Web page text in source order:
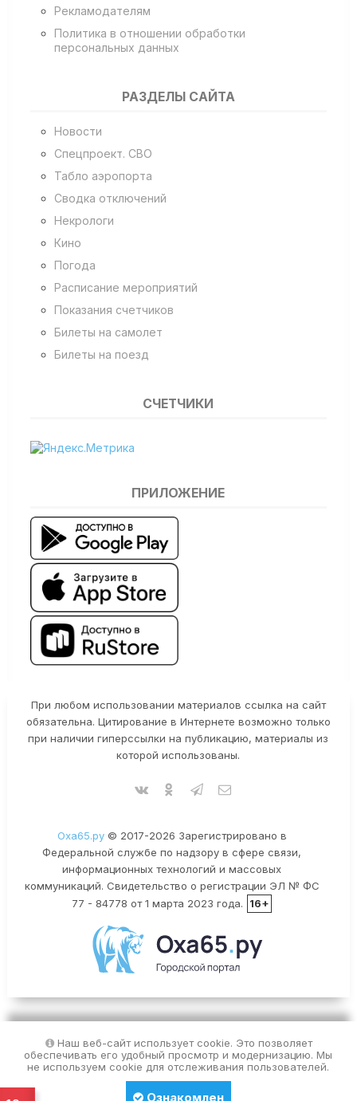
Рекламодателям
Политика в отношении обработки
персональных данных
РАЗДЕЛЫ САЙТА
Новости
Спецпроект. СВО
Табло аэропорта
Сводка отключений
Некрологи
Кино
Погода
Расписание мероприятий
Показания счетчиков
Билеты на самолет
Билеты на поезд
СЧЕТЧИКИ
ПРИЛОЖЕНИЕ
При любом использовании материалов ссылка на сайт
обязательна. Цитирование в Интернете возможно только
при наличии гиперссылки на публикацию, материалы из
которой использованы.
Оха65.ру© 2017-2026 Зарегистрировано в
Федеральной службе по надзору в сфере связи,
информационных технологий и массовых
коммуникаций. Свидетельство о регистрации ЭЛ № ФС
77 - 84778 от 1 марта 2023 года.
16+
Наш веб-сайт использует cookie. Это позволяет
обеспечивать его удобный просмотр и модернизацию. Мы
не используем cookie для отслеживания пользователей.
Ознакомлен